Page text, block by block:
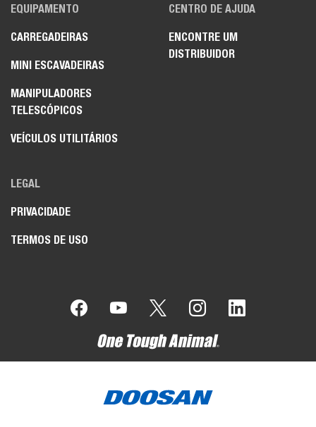
EQUIPAMENTO
CARREGADEIRAS
MINI ESCAVADEIRAS
MANIPULADORES
TELESCÓPICOS
VEÍCULOS UTILITÁRIOS
CENTRO DE AJUDA
ENCONTRE UM
DISTRIBUIDOR
LEGAL
PRIVACIDADE
TERMOS DE USO